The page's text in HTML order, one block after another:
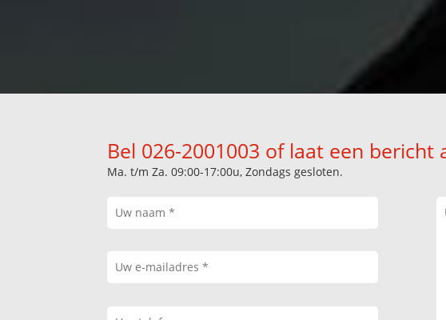
Bel 026-2001003 of laat een
Ma. t/m Za. 09:00-17:00u, Zondags gesloten.